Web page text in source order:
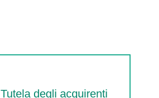
Tutela degli acquirenti